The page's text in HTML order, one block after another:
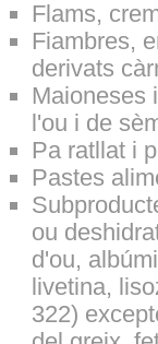
Flams,
Fiambres,
derivats
Maioneses
l'ou i de
Pa ratllat i
Pastes
ou
d'ou,
livetina,
322)